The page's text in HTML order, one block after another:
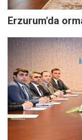
Erzurum'da